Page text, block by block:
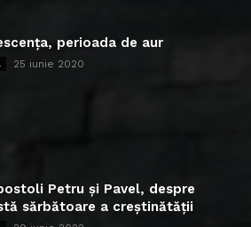
perioada de aur
25 iunie 2020
Petru și Pavel, despre
sărbătoare a creștinătății